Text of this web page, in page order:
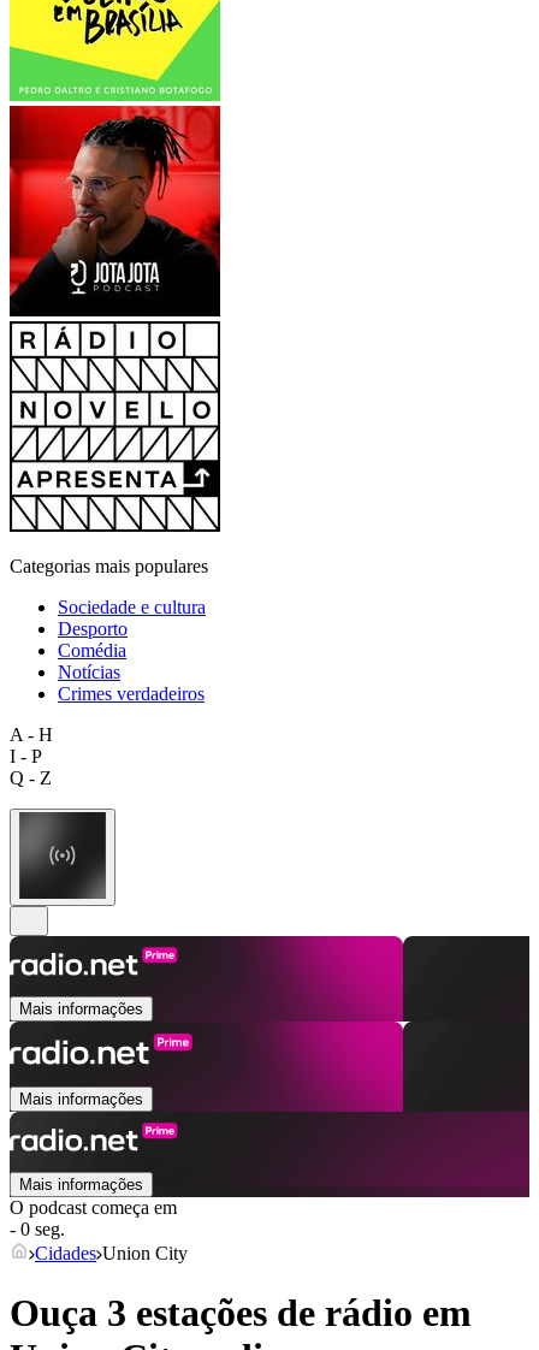
Categorias mais populares
Sociedade e cultura
Desporto
Comédia
Notícias
Crimes verdadeiros
A - H
I - P
Q - Z
Mais informações
Mais informações
Mais informações
O podcast começa em
- 0 seg.
Cidades Union City
Ouça 3 estações de rádio em